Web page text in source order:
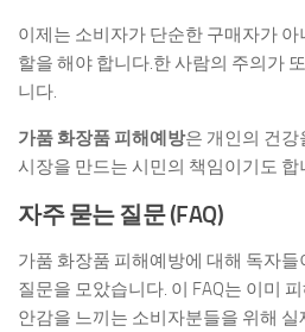
이제는 소비자가 단순한 구매자가 아
할을 해야 합니다.한 사람의 주의가
니다.
가품 화장품 피해예방은 개인의 건강
시장을 만드는 시민의 책임이기도 합
자주 묻는 질문 (FAQ)
가품 화장품 피해예방에 대해 독자
질문을 모았습니다. 이 FAQ는 이미
안감을 느끼는 소비자분들을 위해